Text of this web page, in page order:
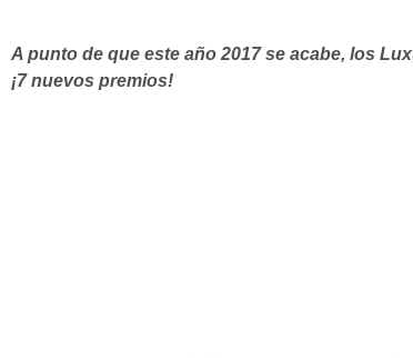
A punto de que este año 2017 se acabe, los
¡7 nuevos premios!